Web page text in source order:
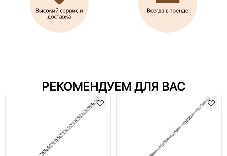
РЕКОМЕНДУЕМ ДЛЯ ВАС